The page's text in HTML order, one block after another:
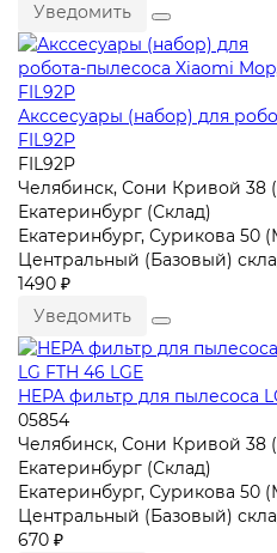
Уведомить
Акссесуары (набор) для
FIL92P
FIL92P
Челябинск, Сони Кривой 38
Екатеринбург (Склад)
Екатеринбург, Сурикова 50
Центральный (Базовый)
1490 ₽
Уведомить
HEPA фильтр для пылесоса
05854
Челябинск, Сони Кривой 38
Екатеринбург (Склад)
Екатеринбург, Сурикова 50
Центральный (Базовый)
670 ₽